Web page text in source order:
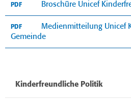
PDF Broschüre Unicef
PDF
Medienmitteilung Unicef
Gemeinde
Kinderfreundliche Politik